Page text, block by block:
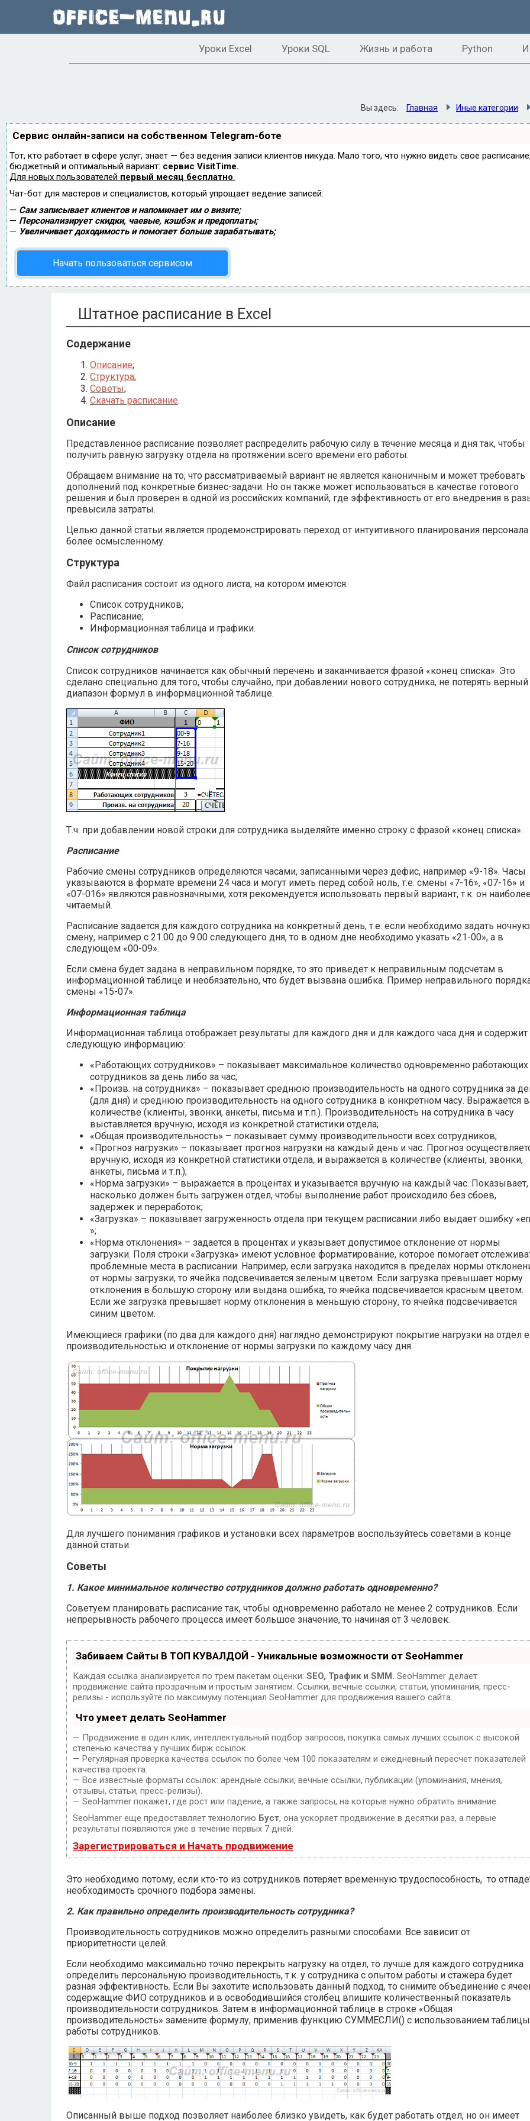
Уроки Excel Уроки SQL Жизнь и работа Python
Вы здесь: Главная Иные категории
Сервис онлайн-записи на собственном Telegram-боте
Тот, кто работает в сфере услуг, знает — без ведения записи клиентов никуда. Мало того, что нужно видеть свое
бюджетный и оптимальный вариант: сервис VisitTime.
Для новых пользователей первый месяц бесплатно.
Чат-бот для мастеров и специалистов, который упрощает ведение записей:
— Сам записывает клиентов и напоминает им о визите;
— Персонализирует скидки, чаевые, кэшбэк и предоплаты;
— Увеличивает доходимость и помогает больше зарабатывать;
Начать пользоваться сервисом
Штатное расписание в Excel
Содержание
Описание;
Структура;
Советы;
Скачать расписание.
Описание
Представленное расписание позволяет распределить рабочую силу в течение месяца и дня так, чтобы
получить равную загрузку отдела на протяжении всего времени его работы.
Обращаем внимание на то, что рассматриваемый вариант не является каноничным и может требовать
дополнений под конкретные бизнес-задачи. Но он также может использоваться в качестве готового
решения и был проверен в одной из российских компаний, где эффективность от его внедрения в
превысила затраты.
Целью данной статьи является продемонстрировать переход от интуитивного планирования
более осмысленному.
Структура
Файл расписания состоит из одного листа, на котором имеются:
Список сотрудников;
Расписание;
Информационная таблица и графики.
Список сотрудников
Список сотрудников начинается как обычный перечень и заканчивается фразой «конец списка». Это
сделано специально для того, чтобы случайно, при добавлении нового сотрудника, не потерять верный
диапазон формул в информационной таблице.
Т.ч. при добавлении новой строки для сотрудника выделяйте именно строку с фразой «конец списка».
Расписание
Рабочие смены сотрудников определяются часами, записанными через дефис, например «9-18». Часы
указываются в формате времени 24 часа и могут иметь перед собой ноль, т.е. смены «7-16», «07-16» и
«07-016» являются равнозначными, хотя рекомендуется использовать первый вариант, т.к. он
читаемый.
Расписание задается для каждого сотрудника на конкретный день, т.е. если необходимо задать ночную
смену, например с 21.00 до 9.00 следующего дня, то в одном дне необходимо указать «21-00», а в
следующем «00-09».
Если смена будет задана в неправильном порядке, то это приведет к неправильным подсчетам в
информационной таблице и необязательно, что будет вызвана ошибка. Пример неправильного
смены «15-07».
Информационная таблица
Информационная таблица отображает результаты для каждого дня и для каждого часа дня и содержит
следующую информацию:
«Работающих сотрудников» – показывает максимальное количество одновременно работающих
сотрудников за день либо за час;
«Произв. на сотрудника» – показывает среднюю производительность на одного сотрудника за
(для дня) и среднюю производительность на одного сотрудника в конкретном часу. Выражается в
количестве (клиенты, звонки, анкеты, письма и т.п.). Производительность на сотрудника в часу
выставляется вручную, исходя из конкретной статистики отдела;
«Общая производительность» – показывает сумму производительности всех сотрудников;
«Прогноз нагрузки» – показывает прогноз нагрузки на каждый день и час. Прогноз
вручную, исходя из конкретной статистики отдела, и выражается в количестве (клиенты, звонки,
анкеты, письма и т.п.);
«Норма загрузки» – выражается в процентах и указывается вручную на каждый час. Показывает,
насколько должен быть загружен отдел, чтобы выполнение работ происходило без сбоев,
задержек и переработок;
«Загрузка» – показывает загруженность отдела при текущем расписании либо выдает ошибку
»;
«Норма отклонения» – задается в процентах и указывает допустимое отклонение от нормы
загрузки. Поля строки «Загрузка» имеют условное форматирование, которое помогает
проблемные места в расписании. Например, если загрузка находится в пределах нормы
от нормы загрузки, то ячейка подсвечивается зеленым цветом. Если загрузка превышает норму
отклонения в большую сторону или выдана ошибка, то ячейка подсвечивается красным цветом.
Если же загрузка превышает норму отклонения в меньшую сторону, то ячейка подсвечивается
синим цветом.
Имеющиеся графики (по два для каждого дня) наглядно демонстрируют покрытие нагрузки на отдел
производительностью и отклонение от нормы загрузки по каждому часу дня.
Для лучшего понимания графиков и установки всех параметров воспользуйтесь советами в конце
данной статьи.
Советы
1. Какое минимальное количество сотрудников должно работать одновременно?
Советуем планировать расписание так, чтобы одновременно работало не менее 2 сотрудников. Если
непрерывность рабочего процесса имеет большое значение, то начиная от 3 человек.
Забиваем Сайты В ТОП КУВАЛДОЙ - Уникальные возможности от SeoHammer
Каждая ссылка анализируется по трем пакетам оценки: SEO, Трафик и SMM. SeoHammer делает
продвижение сайта прозрачным и простым занятием. Ссылки, вечные ссылки, статьи, упоминания, пресс-
релизы - используйте по максимуму потенциал SeoHammer для продвижения вашего сайта.
Что умеет делать SeoHammer
— Продвижение в один клик, интеллектуальный подбор запросов, покупка самых лучших ссылок с высокой
степенью качества у лучших бирж ссылок.
— Регулярная проверка качества ссылок по более чем 100 показателям и ежедневный пересчет показателей
качества проекта.
— Все известные форматы ссылок: арендные ссылки, вечные ссылки, публикации (упоминания, мнения,
отзывы, статьи, пресс-релизы).
— SeoHammer покажет, где рост или падение, а также запросы, на которые нужно обратить внимание.
SeoHammer еще предоставляет технологию Буст, она ускоряет продвижение в десятки раз, а первые
результаты появляются уже в течение первых 7 дней.
Зарегистрироваться и Начать продвижение
Это необходимо потому, если кто-то из сотрудников потеряет временную трудоспособность, то
необходимость срочного подбора замены.
2. Как правильно определить производительность сотрудника?
Производительность сотрудников можно определить разными способами. Все зависит от
приоритетности целей.
Если необходимо максимально точно перекрыть нагрузку на отдел, то лучше для каждого сотрудника
определить персональную производительность, т.к. у сотрудника с опытом работы и стажера будет
разная эффективность. Если Вы захотите использовать данный подход, то снимите объединение с
содержащие ФИО сотрудников и в освободившийся столбец впишите количественный показатель
производительности сотрудников. Затем в информационной таблице в строке «Общая
производительность» замените формулу, применив функцию СУММЕСЛИ() с использованием таблицы
работы сотрудников.
Описанный выше подход позволяет наиболее близко увидеть, как будет работать отдел, но он имеет